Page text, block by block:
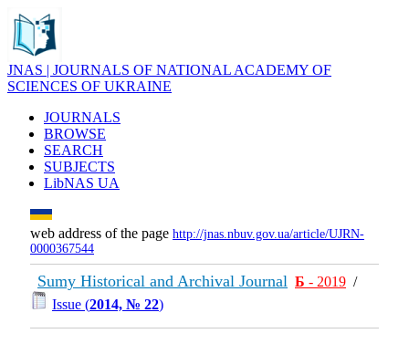
JNAS | JOURNALS OF NATIONAL ACADEMY OF
SCIENCES OF UKRAINE
JOURNALS
BROWSE
SEARCH
SUBJECTS
LibNAS UA
web address of the page http://jnas.nbuv.gov.ua/article/UJRN-
0000367544
Sumy Historical and Archival Journal Б - 2019 /
Issue (2014, № 22)